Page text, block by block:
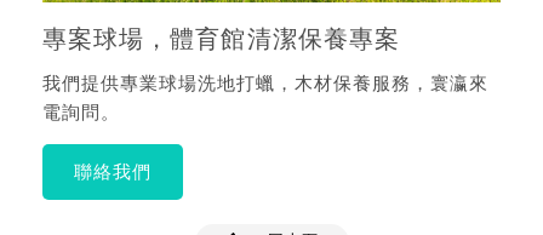
專案球場，體育館清潔保養專案
我們提供專業球場洗地打蠟，木材保養服務，寰瀛來
電詢問。
聯絡我們